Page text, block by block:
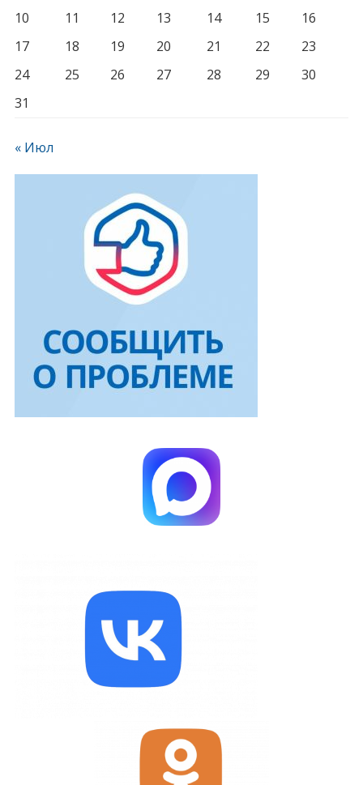
10
11 12 13 14 15
16
17
18 19 20 21 22
23
24
25 26 27 28 29
30
31
« Июл